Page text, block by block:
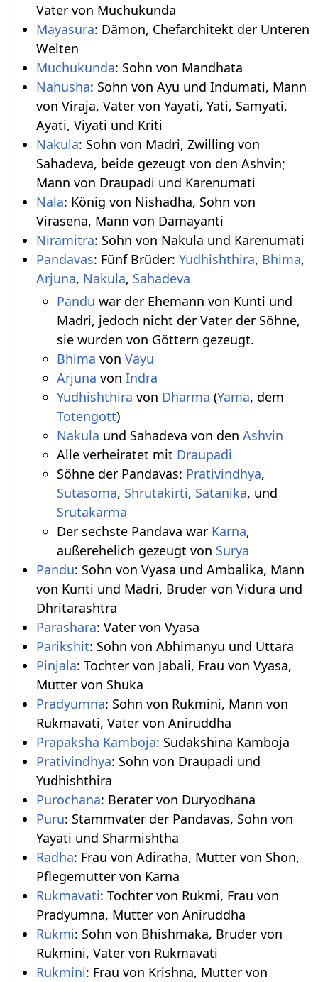
Vater von Muchukunda
Mayasura: Dämon, Chefarchitekt der Unteren
Welten
Muchukunda: Sohn von Mandhata
Nahusha: Sohn von Ayu und Indumati, Mann
von Viraja, Vater von Yayati, Yati, Samyati,
Ayati, Viyati und Kriti
Nakula: Sohn von Madri, Zwilling von
Sahadeva, beide gezeugt von den Ashvin;
Mann von Draupadi und Karenumati
Nala: König von Nishadha, Sohn von
Virasena, Mann von Damayanti
Niramitra: Sohn von Nakula und Karenumati
Pandavas: Fünf Brüder: Yudhishthira, Bhima,
Arjuna, Nakula, Sahadeva
Pandu war der Ehemann von Kunti und
Madri, jedoch nicht der Vater der Söhne,
sie wurden von Göttern gezeugt.
Bhima von Vayu
Arjuna von Indra
Yudhishthira von Dharma (Yama, dem
Totengott)
Nakula und Sahadeva von den Ashvin
Alle verheiratet mit Draupadi
Söhne der Pandavas: Prativindhya,
Sutasoma, Shrutakirti, Satanika, und
Srutakarma
Der sechste Pandava war Karna,
außerehelich gezeugt von Surya
Pandu: Sohn von Vyasa und Ambalika, Mann
von Kunti und Madri, Bruder von Vidura und
Dhritarashtra
Parashara: Vater von Vyasa
Parikshit: Sohn von Abhimanyu und Uttara
Pinjala: Tochter von Jabali, Frau von Vyasa,
Mutter von Shuka
Pradyumna: Sohn von Rukmini, Mann von
Rukmavati, Vater von Aniruddha
Prapaksha Kamboja: Sudakshina Kamboja
Prativindhya: Sohn von Draupadi und
Yudhishthira
Purochana: Berater von Duryodhana
Puru: Stammvater der Pandavas, Sohn von
Yayati und Sharmishtha
Radha: Frau von Adiratha, Mutter von Shon,
Pflegemutter von Karna
Rukmavati: Tochter von Rukmi, Frau von
Pradyumna, Mutter von Aniruddha
Rukmi: Sohn von Bhishmaka, Bruder von
Rukmini, Vater von Rukmavati
Rukmini: Frau von Krishna, Mutter von